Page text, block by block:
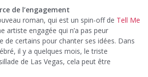
de l’engagement
roman, qui est un spin-off de Tell Me
artiste engagée qui n’a pas peur
de certains pour chanter ses idées. Dans
il y a quelques mois, le triste
de Las Vegas, cela peut être